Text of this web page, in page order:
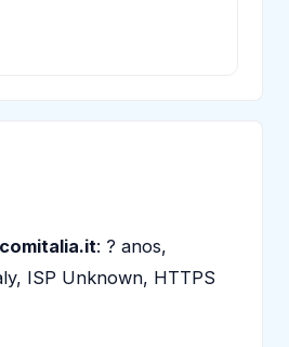
: ? anos,
ISP Unknown, HTTPS